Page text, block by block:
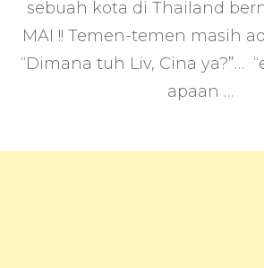
sebuah kota di Thailand
MAI !! Temen-temen masih
“Dimana tuh Liv, Cina ya?”…
apaan …